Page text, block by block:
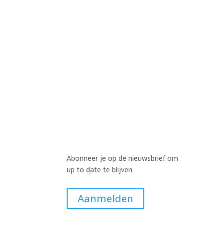
Abonneer je op de nieuwsbrief om
up to date te blijven
Aanmelden